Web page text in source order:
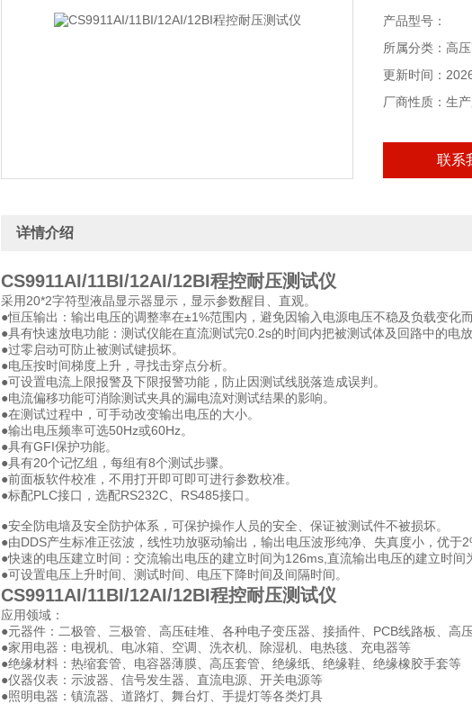
产品型号：
所属分类：高
更新时间：
厂商性质：生
联系
详情介绍
CS9911AI/11BI/12AI/12BI程控耐压测试仪
采用20*2字符型液晶显示器显示，显示参数醒目、直观。
●恒压输出：输出电压的调整率在±1%范围内，避免因输入电源电压不稳及负载变化
●具有快速放电功能：测试仪能在直流测试完0.2s的时间内把被测试体及回路中的电
●过零启动可防止被测试键损坏。
●电压按时间梯度上升，寻找击穿点分析。
●可设置电流上限报警及下限报警功能，防止因测试线脱落造成误判。
●电流偏移功能可消除测试夹具的漏电流对测试结果的影响。
●在测试过程中，可手动改变输出电压的大小。
●输出电压频率可选50Hz或60Hz。
●具有GFI保护功能。
●具有20个记忆组，每组有8个测试步骤。
●前面板软件校准，不用打开即可即可进行参数校准。
●标配PLC接口，选配RS232C、RS485接口。
●安全防电墙及安全防护体系，可保护操作人员的安全、保证被测试件不被损坏。
●由DDS产生标准正弦波，线性功放驱动输出，输出电压波形纯净、失真度小，优于
●快速的电压建立时间：交流输出电压的建立时间为126ms,直流输出电压的建立时间
●可设置电压上升时间、测试时间、电压下降时间及间隔时间。
CS9911AI/11BI/12AI/12BI程控耐压测试仪
应用领域：
●元器件：二极管、三极管、高压硅堆、各种电子变压器、接插件、PCB线路板、高
●家用电器：电视机、电冰箱、空调、洗衣机、除湿机、电热毯、充电器等
●绝缘材料：热缩套管、电容器薄膜、高压套管、绝缘纸、绝缘鞋、绝缘橡胶手套等
●仪器仪表：示波器、信号发生器、直流电源、开关电源等
●照明电器：镇流器、道路灯、舞台灯、手提灯等各类灯具